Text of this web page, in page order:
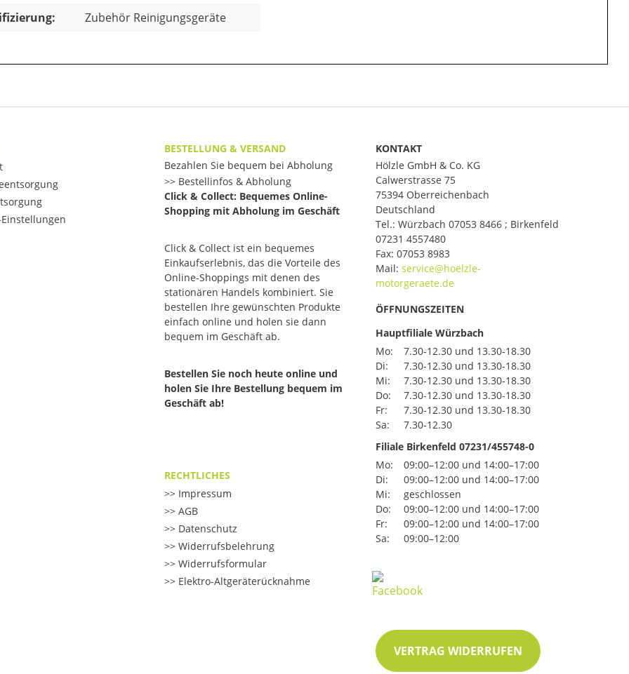
Zubehör Reinigungsgeräte
Einstellungen
BESTELLUNG & VERSAND
Bezahlen Sie bequem bei Abholung
Bestellinfos & Abholung
Click & Collect: Bequemes Online-
Shopping mit Abholung im Geschäft
Click & Collect ist ein bequemes
Einkaufserlebnis, das die Vorteile des
Online-Shoppings mit denen des
stationären Handels kombiniert. Sie
bestellen Ihre gewünschten Produkte
einfach online und holen sie dann
bequem im Geschäft ab.
Bestellen Sie noch heute online und
holen Sie Ihre Bestellung bequem im
Geschäft ab!
RECHTLICHES
Impressum
AGB
Datenschutz
Widerrufsbelehrung
Widerrufsformular
Elektro-Altgeräterücknahme
KONTAKT
Hölzle GmbH & Co. KG
Calwerstrasse 75
75394 Oberreichenbach
Deutschland
Tel.: Würzbach 07053 8466 ; Birkenfeld
07231 4557480
Fax: 07053 8983
Mail:
ÖFFNUNGSZEITEN
Hauptfiliale Würzbach
Mo:
7.30-12.30 und 13.30-18.30
Di:
7.30-12.30 und 13.30-18.30
Mi:
7.30-12.30 und 13.30-18.30
Do:
7.30-12.30 und 13.30-18.30
Fr:
7.30-12.30 und 13.30-18.30
Sa:
7.30-12.30
Filiale Birkenfeld 07231/455748-0
Mo:
09:00–12:00 und 14:00–17:00
Di:
09:00–12:00 und 14:00–17:00
Mi:
geschlossen
Do:
09:00–12:00 und 14:00–17:00
Fr:
09:00–12:00 und 14:00–17:00
Sa:
09:00–12:00
VERTRAG WIDERRUFEN